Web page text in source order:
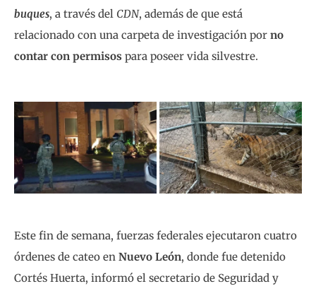
buques, a través del CDN, además de que está
relacionado con una carpeta de investigación por no
contar con permisos para poseer vida silvestre.
Este fin de semana, fuerzas federales ejecutaron cuatro
órdenes de cateo en Nuevo León, donde fue detenido
Cortés Huerta, informó el secretario de Seguridad y